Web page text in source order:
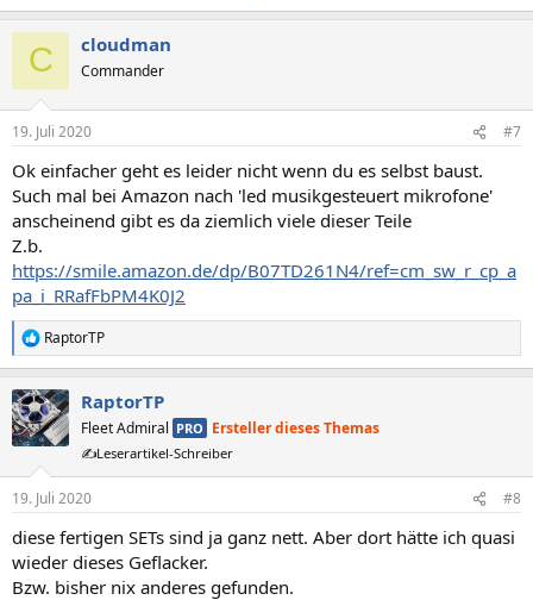
C cloudman
Commander
19. Juli 2020 #7
Ok einfacher geht es leider nicht wenn du es selbst baust.
Such mal bei Amazon nach 'led musikgesteuert mikrofone'
anscheinend gibt es da ziemlich viele dieser Teile
Z.b.
https://smile.amazon.de/dp/B07TD261N4/ref=cm_sw_r_cp_a
pa_i_RRafFbPM4K0J2
R
e
k
t
i
n
e
n
:
RaptorTP
RaptorTP
Fleet Admiral PRO Ersteller dieses Themas
✍️Leserartikel-Schreiber
19. Juli 2020 #8
diese fertigen SETs sind ja ganz nett. Aber dort hätte ich quasi
wieder dieses Geflacker.
Bzw. bisher nix anderes gefunden.